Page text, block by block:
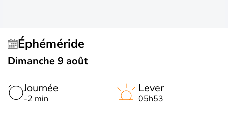
Éphéméride
Dimanche 9 août
Journée
-2 min
Lever
05h53